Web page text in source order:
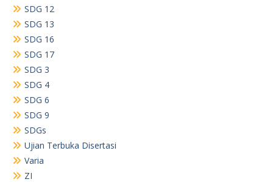
SDG 12
SDG 13
SDG 16
SDG 17
SDG 3
SDG 4
SDG 6
SDG 9
SDGs
Ujian Terbuka Disertasi
Varia
ZI